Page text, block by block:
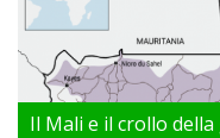
Il Mali e il crollo